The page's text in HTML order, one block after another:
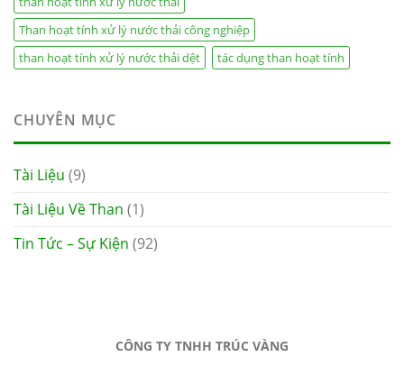
Than hoạt tính xử lý nước thải công nghiệp
than hoạt tính xử lý nước thải dệt
tác dụng than hoạt tính
CHUYÊN MỤC
Tài Liệu (9)
Tài Liệu Về Than (1)
Tin Tức – Sự Kiện (92)
CÔNG TY TNHH TRÚC VÀNG